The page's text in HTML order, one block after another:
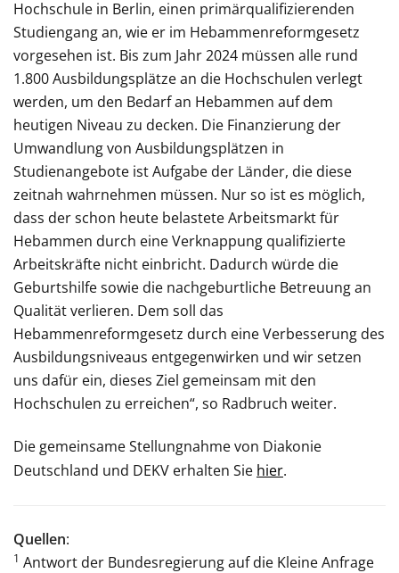
Hochschule in Berlin, einen primärqualifizierenden
Studiengang an, wie er im Hebammenreformgesetz
vorgesehen ist. Bis zum Jahr 2024 müssen alle rund
1.800 Ausbildungsplätze an die Hochschulen verlegt
werden, um den Bedarf an Hebammen auf dem
heutigen Niveau zu decken. Die Finanzierung der
Umwandlung von Ausbildungsplätzen in
Studienangebote ist Aufgabe der Länder, die diese
zeitnah wahrnehmen müssen. Nur so ist es möglich,
dass der schon heute belastete Arbeitsmarkt für
Hebammen durch eine Verknappung qualifizierte
Arbeitskräfte nicht einbricht. Dadurch würde die
Geburtshilfe sowie die nachgeburtliche Betreuung an
Qualität verlieren. Dem soll das
Hebammenreformgesetz durch eine Verbesserung des
Ausbildungsniveaus entgegenwirken und wir setzen
uns dafür ein, dieses Ziel gemeinsam mit den
Hochschulen zu erreichen“, so Radbruch weiter.
Die gemeinsame Stellungnahme von Diakonie
Deutschland und DEKV erhalten Sie hier.
Quellen:
1 Antwort der Bundesregierung auf die Kleine Anfrage